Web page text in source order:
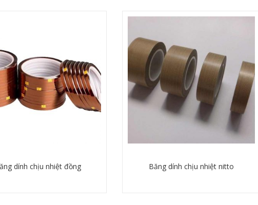
dính chịu nhiệt đồng Băng dính chịu nhiệt nitto